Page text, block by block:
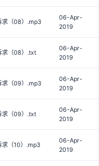
求（08）.mp3
06-Apr-
2019
求（08）.txt
06-Apr-
2019
求（09）.mp3
06-Apr-
2019
求（09）.txt
06-Apr-
2019
求（10）.mp3
06-Apr-
2019